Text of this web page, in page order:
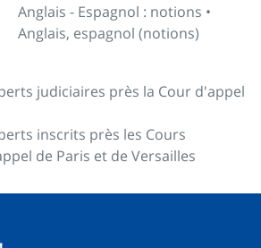
Anglais - Espagnol : notions •
Anglais, espagnol (notions)
judiciaires près la Cour d'appel
inscrits près les Cours
de Paris et de Versailles